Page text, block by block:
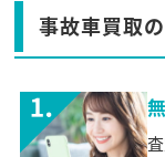
事故車買取